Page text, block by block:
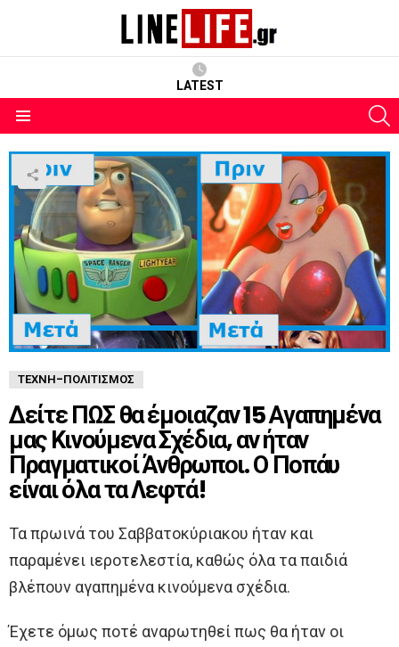
LATEST
ΤΈΧΝΗ-ΠΟΛΙΤΙΣΜΌΣ
Δείτε ΠΩΣ θα έμοιαζαν 15 Αγαπημένα
μας Κινούμενα Σχέδια, αν ήταν
Πραγματικοί Άνθρωποι. Ο Ποπάυ
είναι όλα τα Λεφτά!
Τα πρωινά του Σαββατοκύριακου ήταν και
παραμένει ιεροτελεστία, καθώς όλα τα παιδιά
βλέπουν αγαπημένα κινούμενα σχέδια.
Έχετε όμως ποτέ αναρωτηθεί πως θα ήταν οι